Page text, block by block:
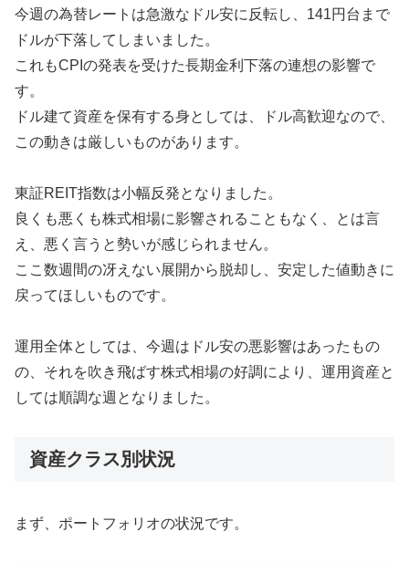
今週の為替レートは急激なドル安に反転し、141円台まで
ドルが下落してしまいました。
これもCPIの発表を受けた長期金利下落の連想の影響で
す。
ドル建て資産を保有する身としては、ドル高歓迎なので、
この動きは厳しいものがあります。
東証REIT指数は小幅反発となりました。
良くも悪くも株式相場に影響されることもなく、とは言
え、悪く言うと勢いが感じられません。
ここ数週間の冴えない展開から脱却し、安定した値動きに
戻ってほしいものです。
運用全体としては、今週はドル安の悪影響はあったもの
の、それを吹き飛ばす株式相場の好調により、運用資産と
しては順調な週となりました。
資産クラス別状況
まず、ポートフォリオの状況です。